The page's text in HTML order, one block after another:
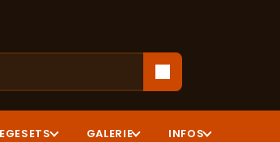
GALERIE INFOS